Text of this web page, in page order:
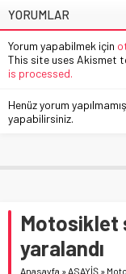
YORUMLAR
Yorum yapabilmek için
This site uses Akismet
is processed.
Henüz yorum
yapabilirsiniz.
Motosiklet
yaralandı
Anasayfa »ASAYİŞ »